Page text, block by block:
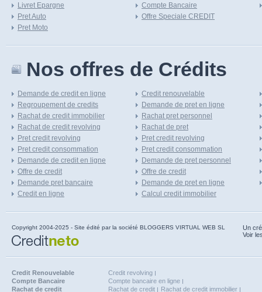
Livret Epargne
Pret Auto
Pret Moto
Compte Bancaire
Offre Speciale CREDIT
Nos offres de Crédits
Demande de credit en ligne
Regroupement de credits
Rachat de credit immobilier
Rachat de credit revolving
Pret credit revolving
Pret credit consommation
Demande de credit en ligne
Offre de credit
Demande pret bancaire
Credit en ligne
Credit renouvelable
Demande de pret en ligne
Rachat pret personnel
Rachat de pret
Pret credit revolving
Pret credit consommation
Demande de pret personnel
Offre de credit
Demande de pret en ligne
Calcul credit immobilier
Copyright 2004-2025 - Site édité par la société BLOGGERS VIRTUAL WEB SL
Un
Voir
Credit Renouvelable
Credit revolving
Compte Bancaire
Compte bancaire en ligne
Rachat de credit
Rachat de credit Rachat de credit immobilier